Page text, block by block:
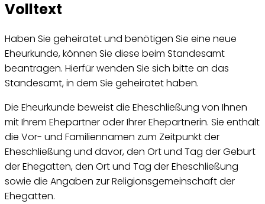
Volltext
Haben Sie geheiratet und benötigen Sie eine neue
Eheurkunde, können Sie diese beim Standesamt
beantragen. Hierfür wenden Sie sich bitte an das
Standesamt, in dem Sie geheiratet haben.
Die Eheurkunde beweist die Eheschließung von Ihnen
mit Ihrem Ehepartner oder Ihrer Ehepartnerin. Sie enthält
die Vor- und Familiennamen zum Zeitpunkt der
Eheschließung und davor, den Ort und Tag der Geburt
der Ehegatten, den Ort und Tag der Eheschließung
sowie die Angaben zur Religionsgemeinschaft der
Ehegatten.